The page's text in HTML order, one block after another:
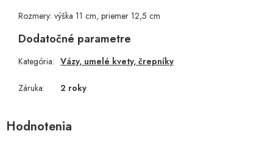
Rozmery: výška 11 cm, priemer 12,5 cm
Dodatočné parametre
Kategória: Vázy, umelé kvety, črepníky
Záruka: 2 roky